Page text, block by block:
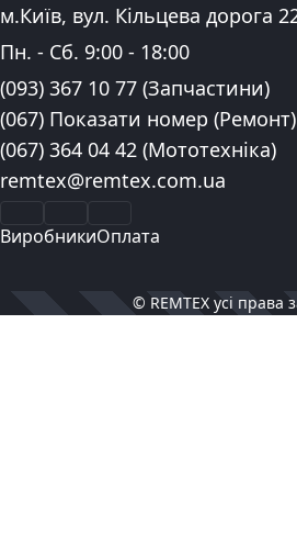
Адреса:
м.Київ, вул. Кільцева дорога
Графік роботи:
Пн. - Сб. 9:00 - 18:00
Контактні номера телефону:
(093) 367 10 77 (Запчастини)
(067) Показати номер (Ремонт)
(067) 364 04 42 (Мототехніка)
Електронна пошта:
remtex@remtex.com.ua
ВиробникиОплата
© REMTEX усі права